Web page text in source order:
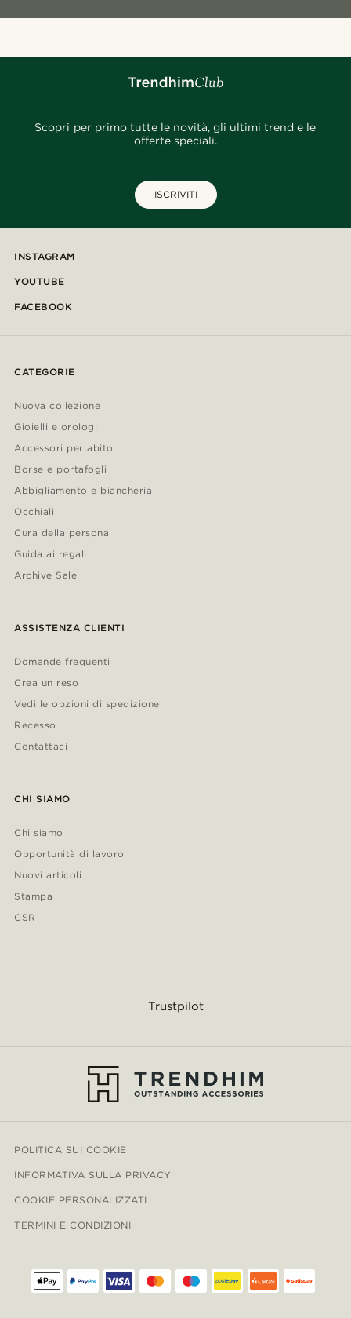
Scopri per primo tutte le novità, gli ultimi trend e le
offerte speciali.
ISCRIVITI
INSTAGRAM
YOUTUBE
FACEBOOK
CATEGORIE
Nuova collezione
Gioielli e orologi
Accessori per abito
Borse e portafogli
Abbigliamento e biancheria
Occhiali
Cura della persona
Guida ai regali
Archive Sale
ASSISTENZA CLIENTI
Domande frequenti
Crea un reso
Vedi le opzioni di spedizione
Recesso
Contattaci
CHI SIAMO
Chi siamo
Opportunità di lavoro
Nuovi articoli
Stampa
CSR
Trustpilot
POLITICA SUI COOKIE
INFORMATIVA SULLA PRIVACY
COOKIE PERSONALIZZATI
TERMINI E CONDIZIONI